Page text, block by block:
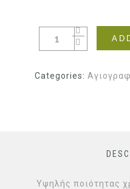
Categories:
Υψηλής ποιότητας